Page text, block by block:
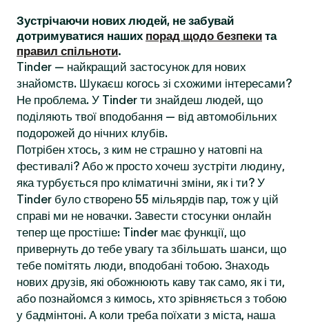
Зустрічаючи нових людей, не забувай
дотримуватися наших порад щодо безпеки та
правил спільноти.
Tinder — найкращий застосунок для нових
знайомств. Шукаєш когось зі схожими інтересами?
Не проблема. У Tinder ти знайдеш людей, що
поділяють твої вподобання — від автомобільних
подорожей до нічних клубів.
Потрібен хтось, з ким не страшно у натовпі на
фестивалі? Або ж просто хочеш зустріти людину,
яка турбується про кліматичні зміни, як і ти? У
Tinder було створено 55 мільярдів пар, тож у цій
справі ми не новачки. Завести стосунки онлайн
тепер ще простіше: Tinder має функції, що
привернуть до тебе увагу та збільшать шанси, що
тебе помітять люди, вподобані тобою. Знаходь
нових друзів, які обожнюють каву так само, як і ти,
або познайомся з кимось, хто зрівняється з тобою
у бадмінтоні. А коли треба поїхати з міста, наша